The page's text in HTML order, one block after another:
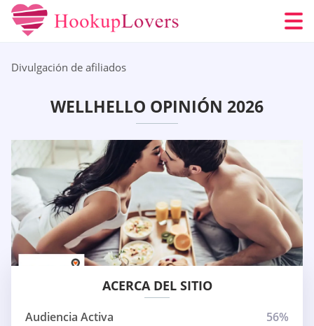
Divulgación de afiliados
WELLHELLO OPINIÓN 2026
ACERCA DEL SITIO
Audiencia Activa
56%